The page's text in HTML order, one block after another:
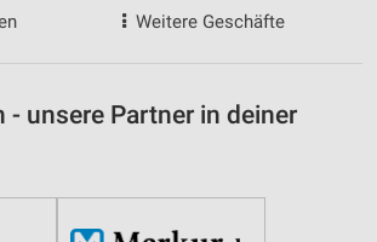
Weitere Geschäfte
- unsere Partner in deiner